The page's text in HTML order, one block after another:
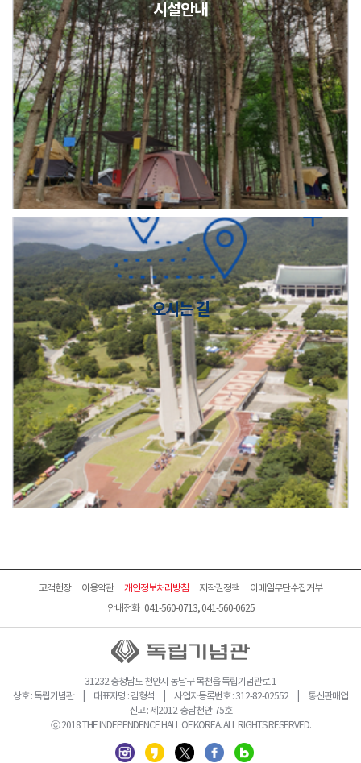
시설안내
오시는 길
고객헌장 이용약관 개인정보처리방침 저작권정책
이메일무단수집거부
안내전화 041-560-0713, 041-560-0625
31232 충청남도 천안시 동남구 목천읍 독립기념관로 1
상호 : 독립기념관 | 대표자명 : 김형석 | 사업자등록번호 : 312-82-02552 | 통신판매업
신고 : 제2012-충남천안-75호
ⓒ 2018 THE INDEPENDENCE HALL OF KOREA. ALL RIGHTS RESERVED.